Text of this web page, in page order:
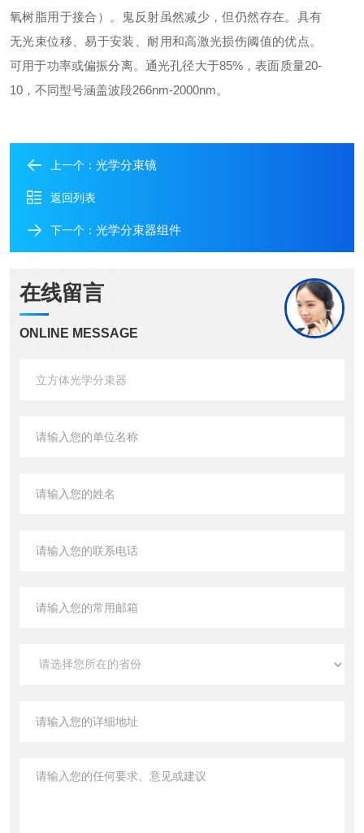
氧树脂用于接合）。鬼反射虽然减少，但仍然存在。具有
无光束位移、易于安装、耐用和高激光损伤阈值的优点。
可用于功率或偏振分离。通光孔径大于85%，表面质量20-
10，不同型号涵盖波段266nm-2000nm。
上一个： 光学分束镜
返回列表
下一个： 光学分束器组件
在线留言
ONLINE MESSAGE